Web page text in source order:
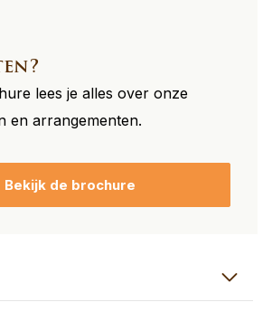
lees je alles over onze
en arrangementen.
Bekijk de brochure